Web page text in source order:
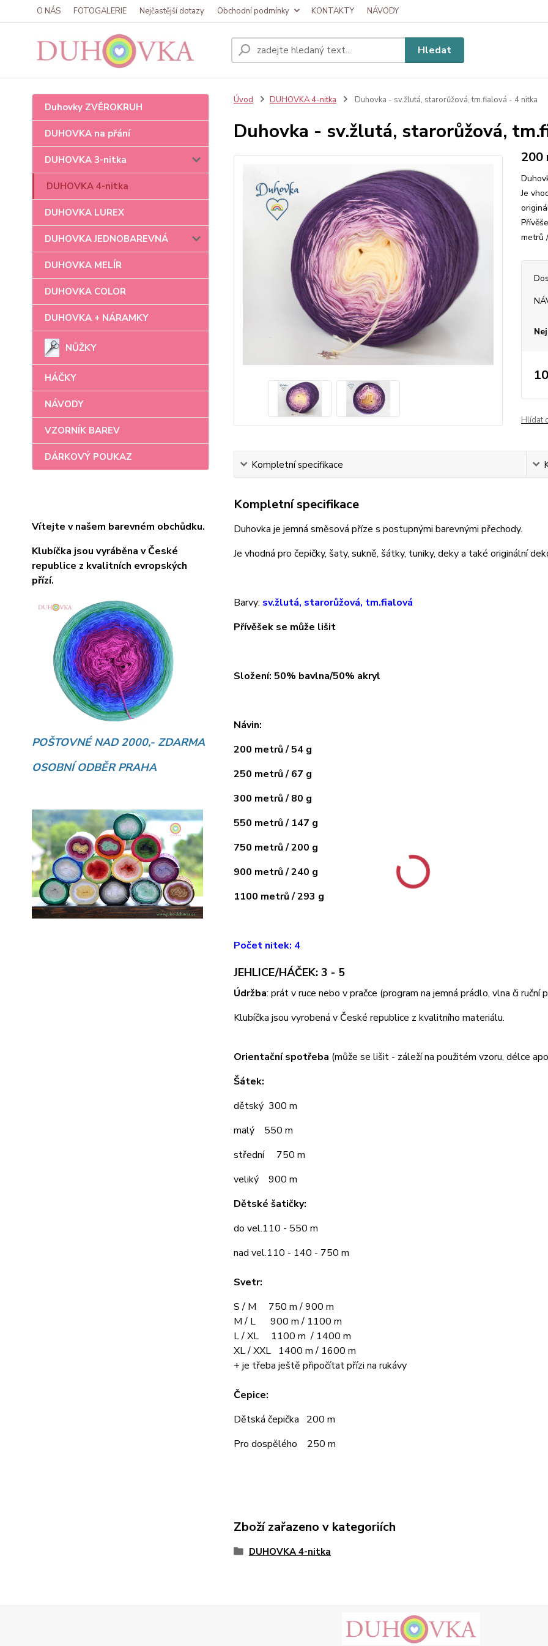
O NÁS FOTOGALERIE Nejčastější dotazy Obchodní podmínky KONTAKTY NÁVODY
Hledat
Duhovky ZVĚROKRUH
DUHOVKA na přání
DUHOVKA 3-nitka
DUHOVKA 4-nitka
DUHOVKA LUREX
DUHOVKA JEDNOBAREVNÁ
DUHOVKA MELÍR
DUHOVKA COLOR
DUHOVKA + NÁRAMKY
NŮŽKY
HÁČKY
NÁVODY
VZORNÍK BAREV
DÁRKOVÝ POUKAZ
Vítejte v našem barevném obchůdku.
Klubíčka jsou vyráběna v České
republice z kvalitních evropských
přízí.
POŠTOVNÉ NAD 2000,- ZDARMA
OSOBNÍ ODBĚR PRAHA
Úvod DUHOVKA 4-nitka Duhovka - sv.žlutá, starorůžová, tm.fialová - 4 nitka
Duhovka - sv.žlutá, starorůžová,
200
Je
metrů
Hlídat
Kompletní specifikace
Kompletní specifikace
Duhovka je jemná směsová příze s postupnými barevnými přechody.
Je vhodná pro čepičky, šaty, sukně, šátky, tuniky, deky a také originální
Barvy: sv.žlutá, starorůžová, tm.fialová
Přívěšek se může lišit
Složení: 50% bavlna/50% akryl
Návin:
200 metrů / 54 g
250 metrů / 67 g
300 metrů / 80 g
550 metrů / 147 g
750 metrů / 200 g
900 metrů / 240 g
1100 metrů / 293 g
Počet nitek: 4
JEHLICE/HÁČEK: 3 - 5
Údržba: prát v ruce nebo v pračce (program na jemná prádlo, vlna či
Klubíčka jsou vyrobená v České republice z kvalitního materiálu.
Orientační spotřeba (může se lišit - záleží na použitém vzoru, délce
Šátek:
dětský 300 m
malý 550 m
střední 750 m
veliký 900 m
Dětské šatičky:
do vel.110 - 550 m
nad vel.110 - 140 - 750 m
Svetr:
S / M 750 m / 900 m
M / L 900 m / 1100 m
L / XL 1100 m / 1400 m
XL / XXL 1400 m / 1600 m
+ je třeba ještě připočítat přízi na rukávy
Čepice:
Dětská čepička 200 m
Pro dospělého 250 m
Zboží zařazeno v kategoriích
DUHOVKA 4-nitka